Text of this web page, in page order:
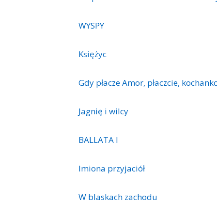
WYSPY
Księżyc
Gdy płacze Amor, płaczcie,
Jagnię i wilcy
BALLATA I
Imiona przyjaciół
W blaskach zachodu